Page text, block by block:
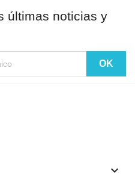
últimas noticias y
